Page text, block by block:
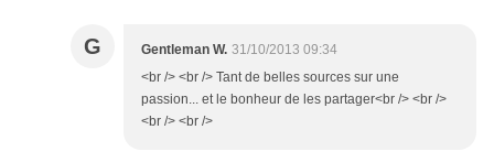
G Gentleman W. 31/10/2013 09:34
<br /> <br /> Tant de belles sources sur une
passion... et le bonheur de les partager<br /> <br />
<br /> <br />